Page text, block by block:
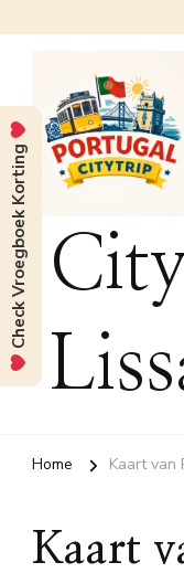
Home Kaart van
Kaart
Check Vroegboek Korting